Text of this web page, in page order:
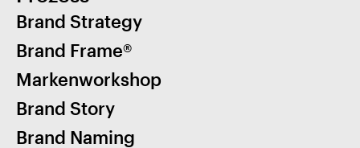
Brand Strategy
Brand Frame®
Markenworkshop
Brand Story
Brand Naming